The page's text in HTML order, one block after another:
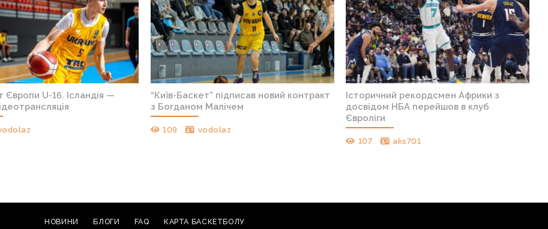
Європи U-16. Ісландія —
“Київ-Баскет” підписав новий контракт
з Богданом Малічем
109 vodolaz
Історичний рекордсмен Африки з
досвідом НБА перейшов в клуб
Євроліги
107 aks701
НОВИНИ БЛОГИ FAQ КАРТА БАСКЕТБОЛУ